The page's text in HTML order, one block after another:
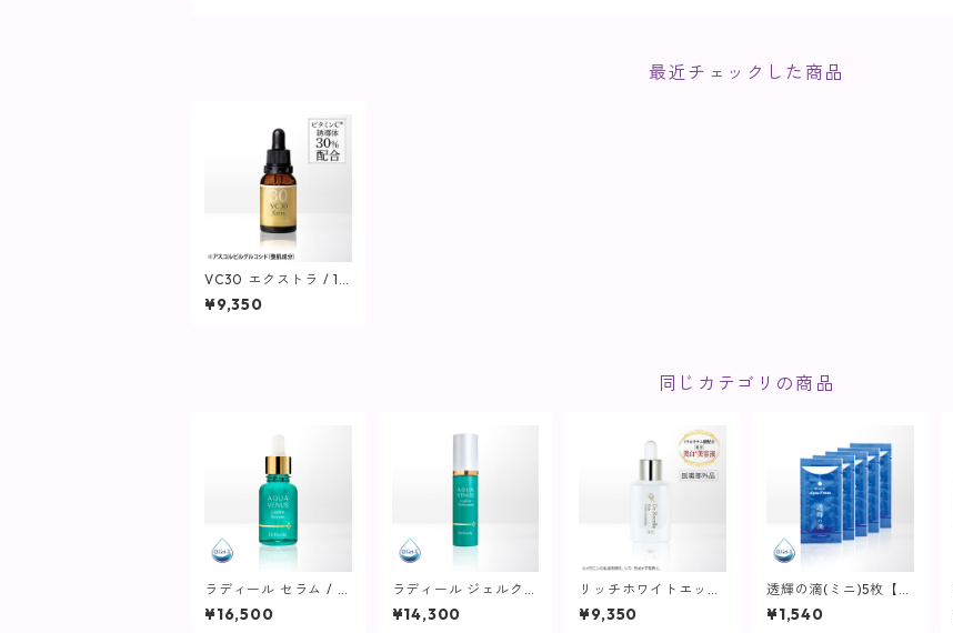
最近チェックした商品
VC30 エクストラ / 12
mL【美容液】
¥9,350
同じカテゴリの商品
ラディール セラム / 3
0mL【美容液】
¥16,500
ラディール ジェルクリ
ーム / 50g【美容クリ
ーム】
¥14,300
リッチホワイトエッセ
ンス / 30mL【美容
液】
¥9,350
透輝の滴(ミニ)5枚【美
容液】
¥1,540